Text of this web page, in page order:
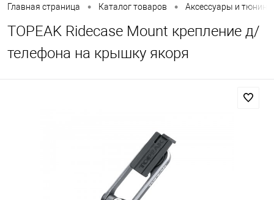
Главная страница • Каталог товаров • Аксессуары и тюнинг
TOPEAK Ridecase Mount крепление д/
телефона на крышку якоря